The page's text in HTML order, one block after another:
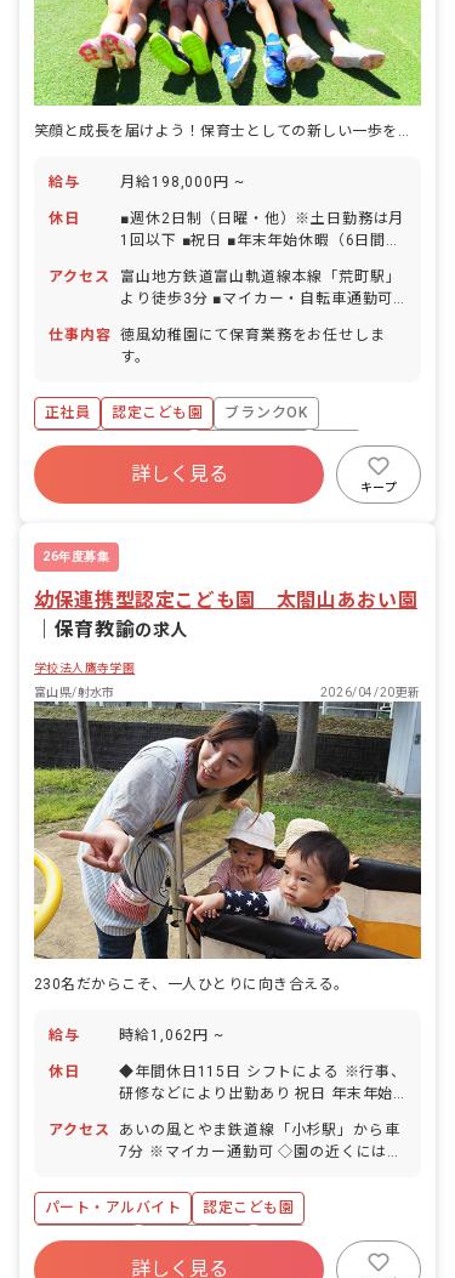
給与 月給198,000円 ~
休日
■週休2日制（日曜・他）※土日勤務は月
1回以下 ■祝日 ■年末年始休暇（6日間）
以上の連休相談OK） ■産前産後・育児休
暇（取得率100％・復帰率100％） ■慶
弔休暇 ※年間休日110日（有休は別途付
与） ※お子様の体調不良や行事による遅
アクセス
富山地方鉄道富山軌道線本線「荒町駅」
より徒歩3分 ■マイカー・自転車通勤可
仕事内容 徳風幼稚園にて保育業務をお任せしま
す。
正社員 認定こども園
ブランクOK
ボーナス・賞与あり
社会保険完備
福利厚生充実
退職金制度
残業少なめ
詳しく見る
キープ
26年度募集
幼保連携型認定こども園 太閤山あおい園
保育教諭の求人
学校法人鷹寺学園
富山県/射水市
2026/04/20更新
230名だからこそ、一人ひとりに向き合える。
給与 時給1,062円 ~
休日
◆年間休日115日 シフトによる ※行事、
研修などにより出勤あり 祝日 年末年始
アクセス
あいの風とやま鉄道線「小杉駅」から車
7分 ※マイカー通勤可 ◇園の近くにはお
の活動も充実しています。子育て支援セ
ンターを併設しており、地域の子育て支
援の拠点として総合的な支援も行なって
います。
パート・アルバイト
認定こども園
ブランクOK
社会保険完備
有給
昇給昇進あり
車通勤可
詳しく見る